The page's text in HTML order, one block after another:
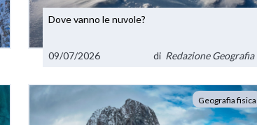
Dove vanno le nuvole?
09/07/2026 di Redazione Geografia
Geografia fisica